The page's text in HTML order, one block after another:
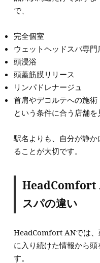
で、
完全個室
ウェットヘッドスパ専門
頭浸浴
頭蓋筋膜リリース
リンパドレナージュ
首肩やデコルテへの施術
という条件に合う店舗を
駅名よりも、自分が静
ることが大切です。
HeadComfort
スパの違い
HeadComfort ANでは、
に入り続けた情報から
す。